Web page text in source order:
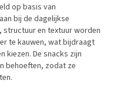
op basis van
bij de dagelijkse
en textuur worden
te kauwen, wat bijdraagt
kiezen. De snacks zijn
behoeften, zodat ze